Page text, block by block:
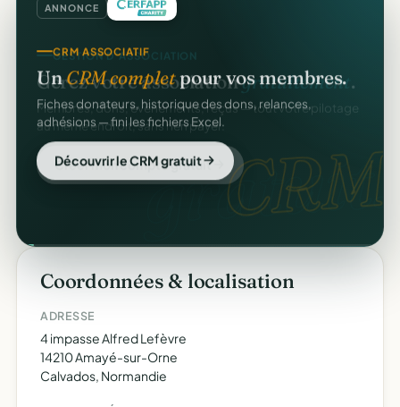
ANNONCE
CRM.
CRM ASSOCIATIF
UnCRM completpour vos membres.
Fiches donateurs, historique des dons, relances,
adhésions — fini les fichiers Excel.
Découvrir le CRM gratuit
Coordonnées & localisation
ADRESSE
4 impasse Alfred Lefèvre
14210 Amayé-sur-Orne
Calvados, Normandie